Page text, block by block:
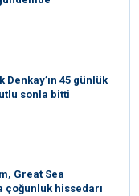
Denkay’ın 45 günlük
sonla bitti
Great Sea
çoğunluk hissedarı